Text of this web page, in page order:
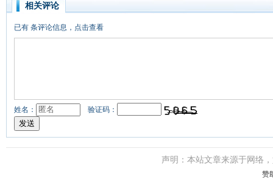
相关评论
已有 条评论信息，点击查看
姓名： 验证码：
声明：本站文章来源于网络
赞